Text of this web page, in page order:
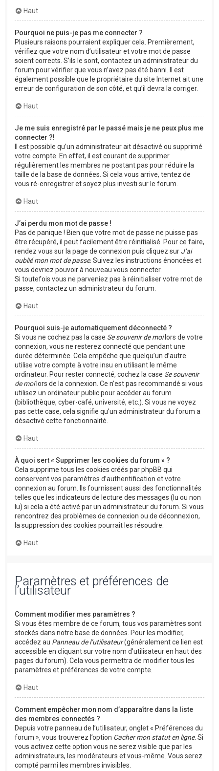
Haut
Pourquoi ne puis-je pas me connecter ?
Plusieurs raisons pourraient expliquer cela. Premièrement,
vérifiez que votre nom d’utilisateur et votre mot de passe
soient corrects. S’ils le sont, contactez un administrateur du
forum pour vérifier que vous n’avez pas été banni. Il est
également possible que le propriétaire du site Internet ait une
erreur de configuration de son côté, et qu’il devra la corriger.
Haut
Je me suis enregistré par le passé mais je ne peux plus me
connecter ?!
Il est possible qu’un administrateur ait désactivé ou supprimé
votre compte. En effet, il est courant de supprimer
régulièrement les membres ne postant pas pour réduire la
taille de la base de données. Si cela vous arrive, tentez de
vous ré-enregistrer et soyez plus investi sur le forum.
Haut
J’ai perdu mon mot de passe !
Pas de panique ! Bien que votre mot de passe ne puisse pas
être récupéré, il peut facilement être réinitialisé. Pour ce faire,
rendez vous sur la page de connexion puis cliquez sur J’ai
oublié mon mot de passe. Suivez les instructions énoncées et
vous devriez pouvoir à nouveau vous connecter.
Si toutefois vous ne parveniez pas à réinitialiser votre mot de
passe, contactez un administrateur du forum.
Haut
Pourquoi suis-je automatiquement déconnecté ?
Si vous ne cochez pas la case Se souvenir de moilors de votre
connexion, vous ne resterez connecté que pendant une
durée déterminée. Cela empêche que quelqu’un d’autre
utilise votre compte à votre insu en utilisant le même
ordinateur. Pour rester connecté, cochez la case Se souvenir
de moilors de la connexion. Ce n’est pas recommandé si vous
utilisez un ordinateur public pour accéder au forum
(bibliothèque, cyber-café, université, etc.). Si vous ne voyez
pas cette case, cela signifie qu’un administrateur du forum a
désactivé cette fonctionnalité.
Haut
À quoi sert « Supprimer les cookies du forum » ?
Cela supprime tous les cookies créés par phpBB qui
conservent vos paramètres d’authentification et votre
connexion au forum. Ils fournissent aussi des fonctionnalités
telles que les indicateurs de lecture des messages (lu ou non
lu) si cela a été activé par un administrateur du forum. Si vous
rencontrez des problèmes de connexion ou de déconnexion,
la suppression des cookies pourrait les résoudre.
Haut
Paramètres et préférences de
l’utilisateur
Comment modifier mes paramètres ?
Si vous êtes membre de ce forum, tous vos paramètres sont
stockés dans notre base de données. Pour les modifier,
accédez au Panneau de l’utilisateur(généralement ce lien est
accessible en cliquant sur votre nom d’utilisateur en haut des
pages du forum). Cela vous permettra de modifier tous les
paramètres et préférences de votre compte.
Haut
Comment empêcher mon nom d’apparaître dans la liste
des membres connectés ?
Depuis votre panneau de l’utilisateur, onglet « Préférences du
forum », vous trouverez l’option Cacher mon statut en ligne. Si
vous activez cette option vous ne serez visible que par les
administrateurs, les modérateurs et vous-même. Vous serez
compté parmi les membres invisibles.